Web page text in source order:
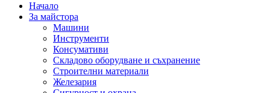
Начало
За майстора
Машини
Инструменти
Консумативи
Складово оборудване и съхранение
Строителни материали
Железария